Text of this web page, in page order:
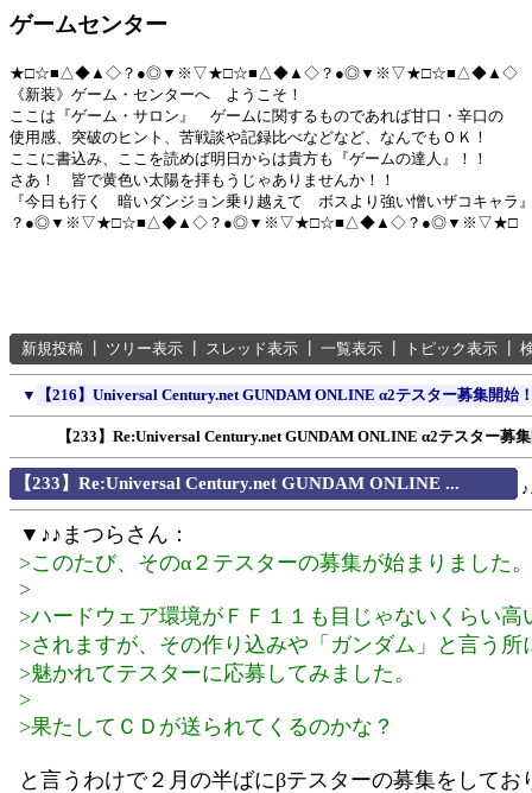
ゲームセンター
★□☆■△◆▲◇？●◎▼※▽★□☆■△◆▲◇？●◎▼※▽★□☆■△◆▲◇
《新装》ゲーム・センターへ ようこそ！
ここは『ゲーム・サロン』 ゲームに関するものであれば甘口・辛口の
使用感、突破のヒント、苦戦談や記録比べなどなど、なんでもＯＫ！
ここに書込み、ここを読めば明日からは貴方も『ゲームの達人』！！
さあ！ 皆で黄色い太陽を拝もうじゃありませんか！！
『今日も行く 暗いダンジョン乗り越えて ボスより強い憎いザコキャラ
？●◎▼※▽★□☆■△◆▲◇？●◎▼※▽★□☆■△◆▲◇？●◎▼※▽★□
新規投稿 ツリー表示 スレッド表示 一覧表示 トピック表示
▼ 【216】Universal Century.net GUNDAM ONLINE α2テスター募集開始
【233】Re:Universal Century.net GUNDAM ONLINE α2テスター募
【233】Re:Universal Century.net GUNDAM ONLINE ...
▼♪♪まつらさん：
>このたび、そのα２テスターの募集が始まりました。
>
>ハードウェア環境がＦＦ１１も目じゃないくらい高
>されますが、その作り込みや「ガンダム」と言う所
>魅かれてテスターに応募してみました。
>
>果たしてＣＤが送られてくるのかな？
と言うわけで２月の半ばにβテスターの募集をしてお